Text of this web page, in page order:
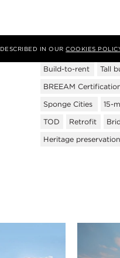
IN OURCOOKIES
Tags
Build-to-rent
Tall
BREEAM
Sponge Cities
15-
TOD
Retrofit
Heritage preservation